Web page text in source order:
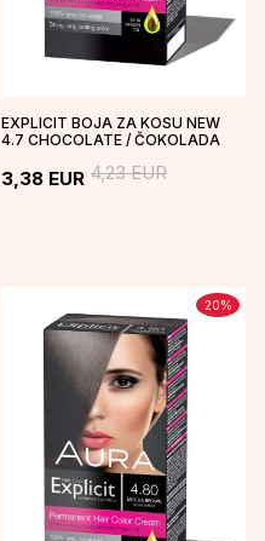
EXPLICIT BOJA ZA KOSU NEW
4.7 CHOCOLATE / ČOKOLADA
3,38 EUR 4,23EUR
20%